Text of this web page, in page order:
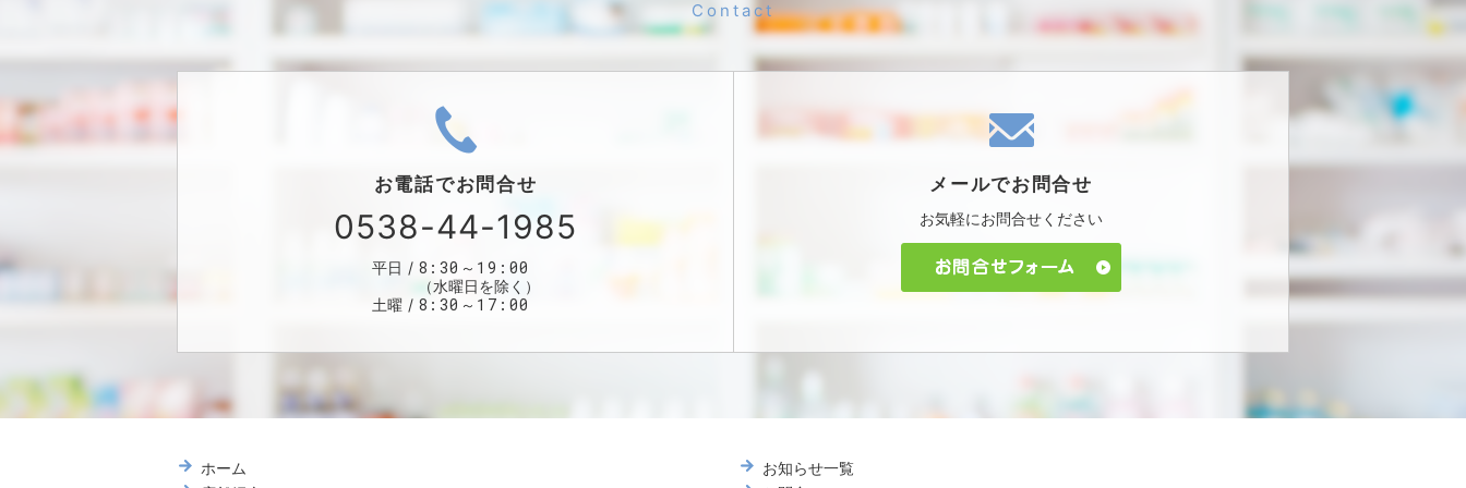
お電話でお問合せ
0538-44-1985
平日 8:30～19:00
（水曜日を除く）
土曜
8:30～17:00
メールでお問合せ
お気軽にお問合せください
ホーム
お知らせ一覧